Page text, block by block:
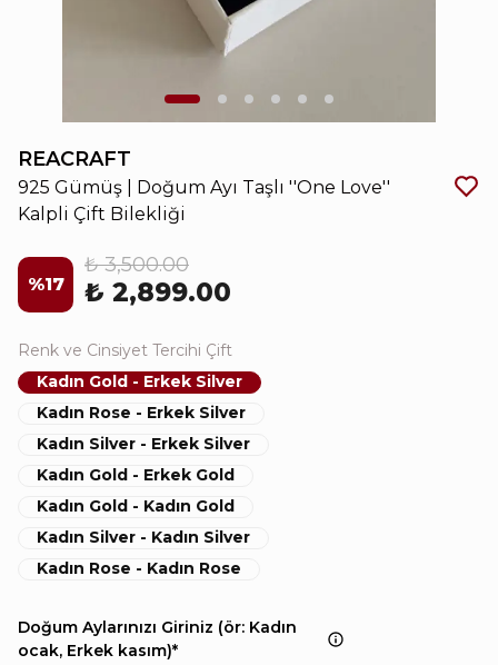
REACRAFT
925 Gümüş | Doğum Ayı Taşlı ''One Love''
Kalpli Çift Bilekliği
%17
₺ 3,500.00
₺ 2,899.00
Renk ve Cinsiyet Tercihi Çift
Kadın Gold - Erkek Silver
Kadın Rose - Erkek Silver
Kadın Silver - Erkek Silver
Kadın Gold - Erkek Gold
Kadın Gold - Kadın Gold
Kadın Silver - Kadın Silver
Kadın Rose - Kadın Rose
Doğum Aylarınızı Giriniz (ör: Kadın
ocak, Erkek kasım)*